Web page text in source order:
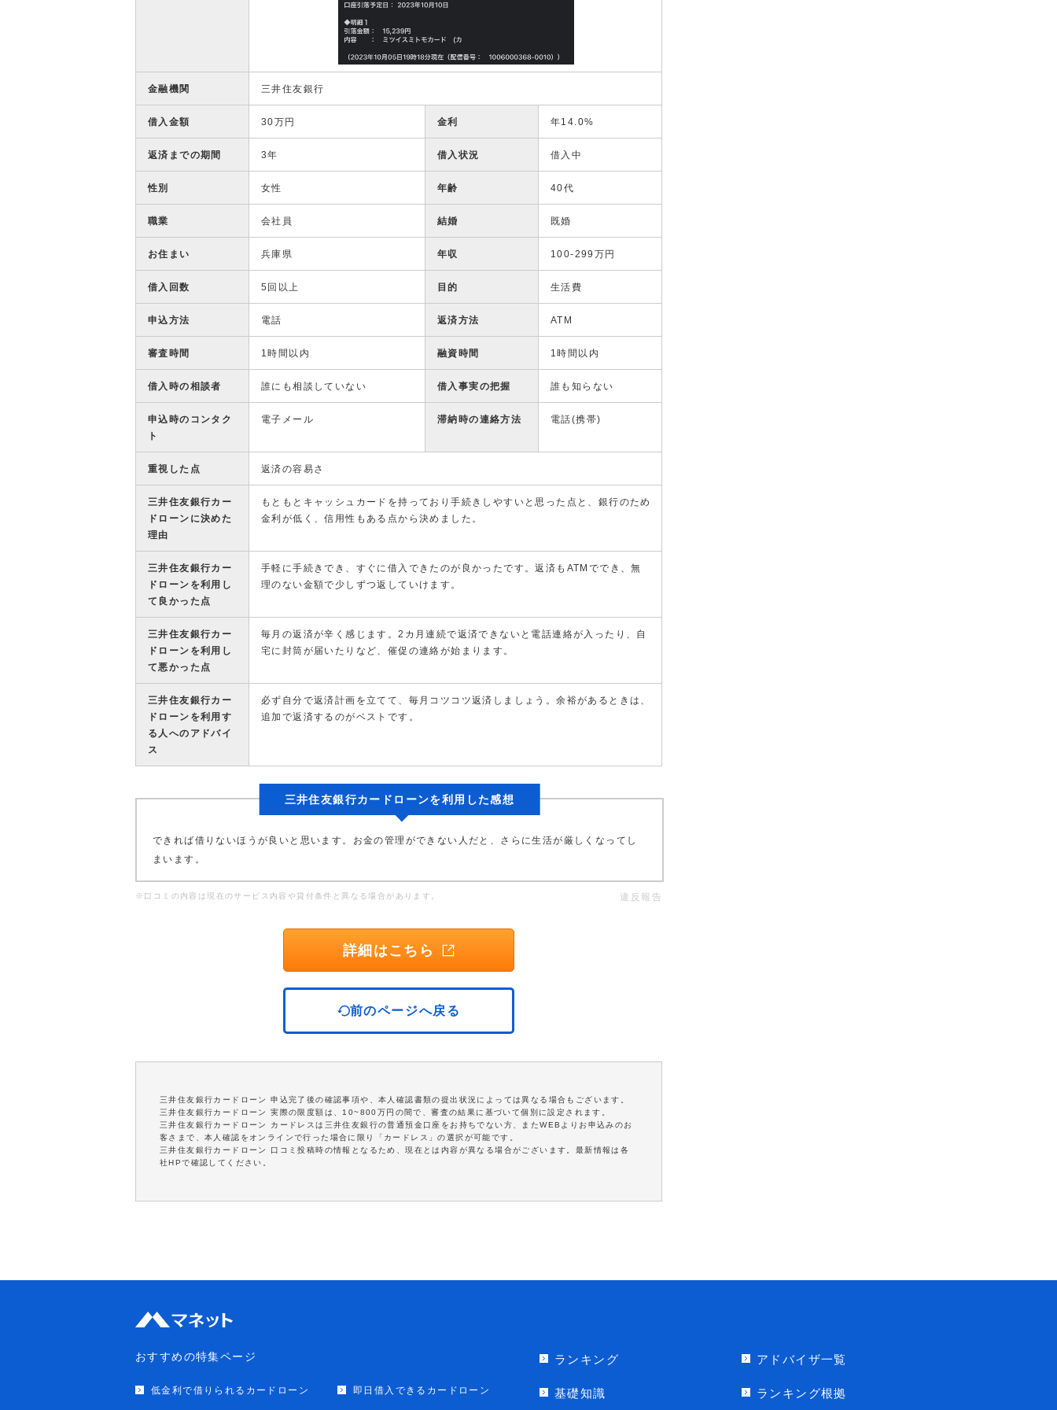
金融機関 三井住友銀行
借入金額 30万円 金利 年14.0%
返済までの期間 3年 借入状況 借入中
性別 女性 年齢 40代
職業 会社員 結婚 既婚
お住まい 兵庫県 年収 100-299万円
借入回数 5回以上 目的 生活費
申込方法 電話 返済方法 ATM
審査時間 1時間以内 融資時間 1時間以内
借入時の相談者 誰にも相談していない 借入事実の把握 誰も知らない
申込時のコンタク
ト
電子メール 滞納時の連絡方法 電話(携帯)
重視した点 返済の容易さ
三井住友銀行カー
ドローンに決めた
理由
もともとキャッシュカードを持っており手続きしやすいと思った点と、銀行のため
金利が低く、信用性もある点から決めました。
三井住友銀行カー
ドローンを利用し
て良かった点
手軽に手続きでき、すぐに借入できたのが良かったです。返済もATMででき、無
理のない金額で少しずつ返していけます。
三井住友銀行カー
ドローンを利用し
て悪かった点
毎月の返済が辛く感じます。2カ月連続で返済できないと電話連絡が入ったり、自
宅に封筒が届いたりなど、催促の連絡が始まります。
三井住友銀行カー
ドローンを利用す
る人へのアドバイ
ス
必ず自分で返済計画を立てて、毎月コツコツ返済しましょう。余裕があるときは、
追加で返済するのがベストです。
三井住友銀行カードローンを利用した感想
できれば借りないほうが良いと思います。お金の管理ができない人だと、さらに生活が厳しくなってし
まいます。
※口コミの内容は現在のサービス内容や貸付条件と異なる場合があります。 違反報告
詳細はこちら
前のページへ戻る
三井住友銀行カードローン 申込完了後の確認事項や、本人確認書類の提出状況によっては異なる場合もございます。
三井住友銀行カードローン 実際の限度額は、10~800万円の間で、審査の結果に基づいて個別に設定されます。
三井住友銀行カードローン カードレスは三井住友銀行の普通預金口座をお持ちでない方、またWEBよりお申込みのお
客さまで、本人確認をオンラインで行った場合に限り「カードレス」の選択が可能です。
三井住友銀行カードローン 口コミ投稿時の情報となるため、現在とは内容が異なる場合がございます。最新情報は各
社HPで確認してください。
おすすめの特集ページ
低金利で借りられるカードローン 即日借入できるカードローン
ランキング
基礎知識
アドバイザ一覧
ランキング根拠